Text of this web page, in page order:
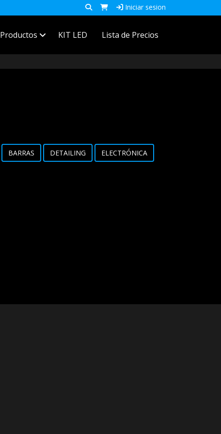
Iniciar sesion
Productos KIT LED Lista de Precios
BARRAS DETAILING ELECTRÓNICA